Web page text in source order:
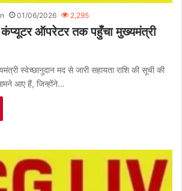
01/06/2026 2,295
कंप्यूटर ऑपरेटर तक पहुँचा मुख्यमंत्री
स्वेच्छानुदान मद से जारी सहायता राशि की सूची की
आए हैं, जिन्होंने…